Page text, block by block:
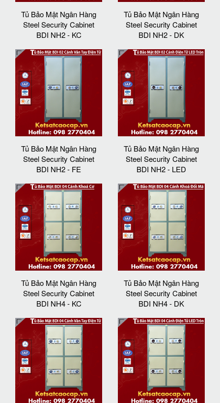
Tủ Bảo Mật Ngân Hàng
Steel Security Cabinet
BDI NH2 - KC
Tủ Bảo Mật Ngân Hàng
Steel Security Cabinet
BDI NH2 - DK
Tủ Bảo Mật Ngân Hàng
Steel Security Cabinet
BDI NH2 - FE
Tủ Bảo Mật Ngân Hàng
Steel Security Cabinet
BDI NH2 - LED
Tủ Bảo Mật Ngân Hàng
Steel Security Cabinet
BDI NH4 - KC
Tủ Bảo Mật Ngân Hàng
Steel Security Cabinet
BDI NH4 - DK